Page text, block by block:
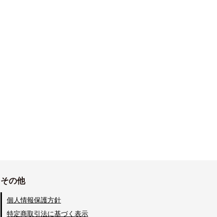
その他
個人情報保護方針
特定商取引法に基づく表示